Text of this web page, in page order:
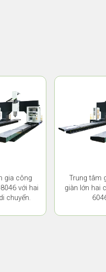
gia công
với hai
chuyển.
Trung tâm
giàn lớn hai